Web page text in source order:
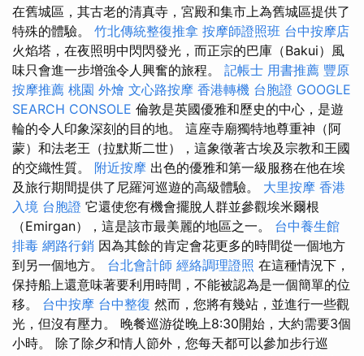
在舊城區，其古老的清真寺，宮殿和集市上為舊城區提供了
特殊的體驗。 竹北傳統整復推拿 按摩師證照班 台中按摩店
火焰塔，在夜照明中閃閃發光，而正宗的巴庫（Bakui）風
味只會進一步增強令人興奮的旅程。 記帳士 用書推薦 豐原
按摩推薦 桃園 外燴 文心路按摩 香港轉機 台胞證 GOOGLE
SEARCH CONSOLE 倫敦是英國優雅和歷史的中心，是遊
輪的令人印象深刻的目的地。 這座寺廟獨特地尊重神（阿
蒙）和法老王（拉默斯二世），這象徵著古埃及宗教和王國
的交織性質。 附近按摩 出色的優雅和第一級服務在他在埃
及旅行期間提供了尼羅河巡遊的高級體驗。 大里按摩 香港
入境 台胞證 它還使您有機會擺脫人群並參觀埃米爾根
（Emirgan），這是該市最美麗的地區之一。 台中養生館
排毒 網路行銷 因為其餘的肯定會花更多的時間從一個地方
到另一個地方。 台北會計師 經絡調理證照 在這種情況下，
保持船上還意味著要利用時間，不能被認為是一個簡單的位
移。 台中按摩 台中整復 然而，您將有幾站，並進行一些觀
光，但沒有壓力。 晚餐巡游從晚上8:30開始，大約需要3個
小時。 除了除夕和情人節外，您每天都可以參加步行巡